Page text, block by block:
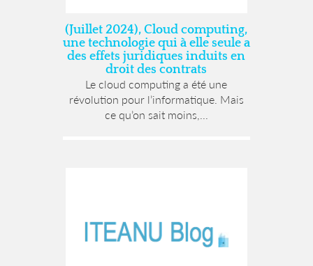
(Juillet 2024), Cloud computing,
une technologie qui à elle seule a
des effets juridiques induits en
droit des contrats
Le cloud computing a été une
révolution pour l’informatique. Mais
ce qu’on sait moins,...